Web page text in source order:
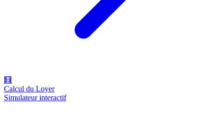
🧮
Calcul du Loyer
Simulateur interactif